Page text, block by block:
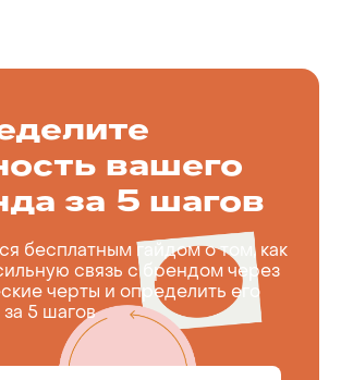
вашего
за 5 шагов
бесплатным гайдом о том, как
связь с брендом через
черты и определить его
5 шагов